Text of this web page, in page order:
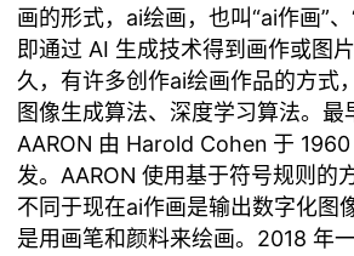
画的形式，ai绘画，也叫“ai作画”、
即通过 AI 生成技术得到画作或图
久，有许多创作ai绘画作品的方式
图像生成算法、深度学习算法。最
AARON 由 Harold Cohen 于
发。AARON 使用基于符号规则的
不同于现在ai作画是输出数字化图
是用画笔和颜料来绘画。2018 年